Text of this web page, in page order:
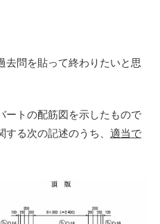
去問を貼って終わりたいと思
ートの配筋図を示したもので
る次の記述のうち、 適当で